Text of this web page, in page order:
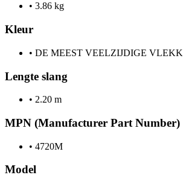
• 3.86 kg
Kleur
• DE MEEST VEELZIJDIGE
Lengte slang
• 2.20 m
MPN (Manufacturer Part Number)
• 4720M
Model